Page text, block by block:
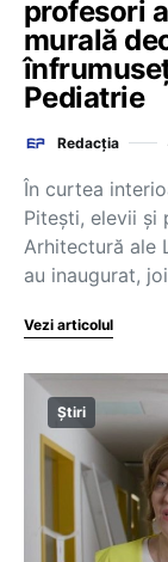
profesori
murală
Pediatrie
Redacția
În curtea
Pitești, elevii și
Arhitectură ale
au inaugurat,
Vezi articolul
Știri